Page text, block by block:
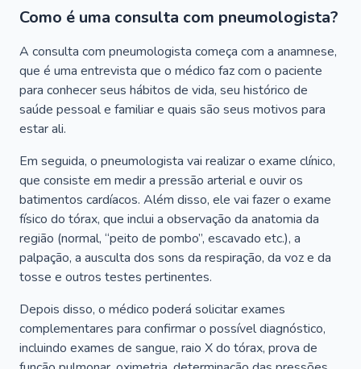
Como é uma consulta com pneumologista?
A consulta com pneumologista começa com a anamnese,
que é uma entrevista que o médico faz com o paciente
para conhecer seus hábitos de vida, seu histórico de
saúde pessoal e familiar e quais são seus motivos para
estar ali.
Em seguida, o pneumologista vai realizar o exame clínico,
que consiste em medir a pressão arterial e ouvir os
batimentos cardíacos. Além disso, ele vai fazer o exame
físico do tórax, que inclui a observação da anatomia da
região (normal, “peito de pombo”, escavado etc.), a
palpação, a ausculta dos sons da respiração, da voz e da
tosse e outros testes pertinentes.
Depois disso, o médico poderá solicitar exames
complementares para confirmar o possível diagnóstico,
incluindo exames de sangue, raio X do tórax, prova de